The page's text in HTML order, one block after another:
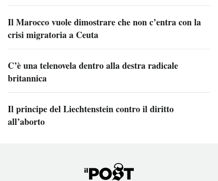
Il Marocco vuole dimostrare che non c’entra con la
crisi migratoria a Ceuta
C’è una telenovela dentro alla destra radicale
britannica
Il principe del Liechtenstein contro il diritto
all’aborto